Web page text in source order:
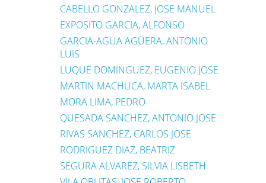
CABELLO GONZALEZ, JOSE MANUEL
EXPOSITO GARCIA, ALFONSO
GARCIA-AGUA AGÜERA, ANTONIO
LUIS
LUQUE DOMINGUEZ, EUGENIO JOSE
MARTIN MACHUCA, MARTA ISABEL
MORA LIMA, PEDRO
QUESADA SANCHEZ, ANTONIO JOSE
RIVAS SANCHEZ, CARLOS JOSE
RODRIGUEZ DIAZ, BEATRIZ
SEGURA ALVAREZ, SILVIA LISBETH